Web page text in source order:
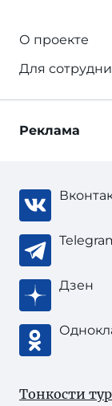
О проекте
Для
Реклама
Дзен
Тонкости